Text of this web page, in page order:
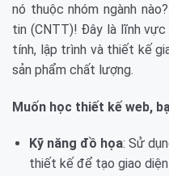
nó thuộc nhóm ngành
tin (CNTT)! Đây là lĩnh vực
tính, lập trình và thiết kế
sản phẩm chất lượng.
Muốn học thiết kế web,
Kỹ năng đồ họa: Sử
thiết kế để tạo giao